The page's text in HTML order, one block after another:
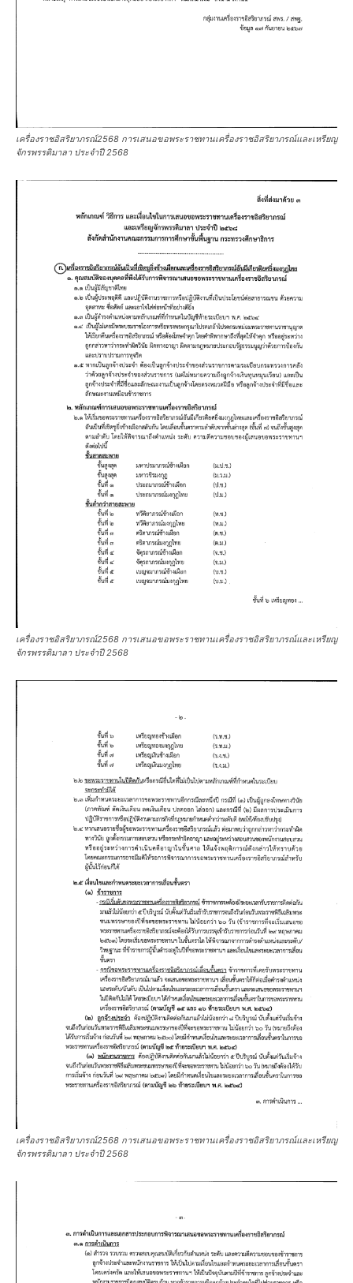
เครื่องราชอิสริยาภรณ์2568 การเสนอขอพระราชทานเครื่องราชอิสริยาภรณ์และเหรียญ
จักรพรรดิมาลา ประจำปี 2568
เครื่องราชอิสริยาภรณ์2568 การเสนอขอพระราชทานเครื่องราชอิสริยาภรณ์และเหรียญ
จักรพรรดิมาลา ประจำปี 2568
เครื่องราชอิสริยาภรณ์2568 การเสนอขอพระราชทานเครื่องราชอิสริยาภรณ์และเหรียญ
จักรพรรดิมาลา ประจำปี 2568